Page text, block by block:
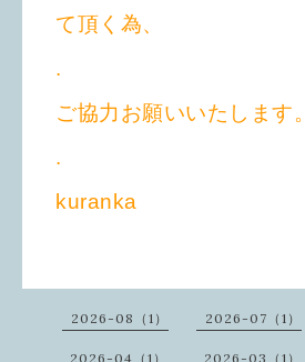
て頂く為、
.
ご協力お願いいたします。
.
kuranka
2026-08（1） 2026-07（1）
2026-04（1） 2026-03（1）